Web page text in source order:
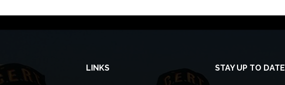
LINKS STAY UP TO DATE